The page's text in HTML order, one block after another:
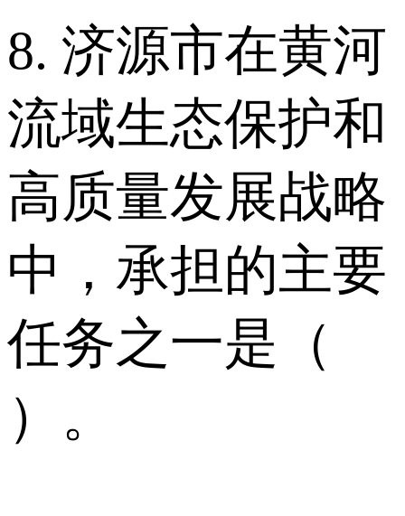
8. 济源市在黄河
流域生态保护和
高质量发展战略
中，承担的主要
任务之一是（
）。